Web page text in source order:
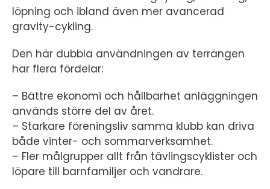
löpning och ibland även mer avancerad
gravity-cykling.
Den här dubbla användningen av terrängen
har flera fördelar:
– Bättre ekonomi och hållbarhet anläggningen
används större del av året.
– Starkare föreningsliv samma klubb kan driva
både vinter- och sommarverksamhet.
– Fler målgrupper allt från tävlingscyklister och
löpare till barnfamiljer och vandrare.